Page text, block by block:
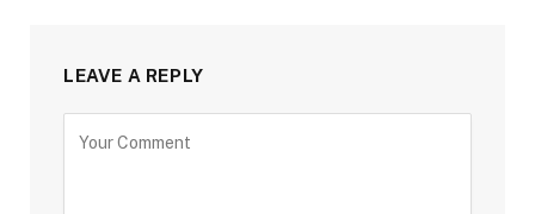
LEAVE A REPLY